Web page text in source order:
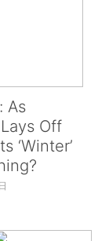
As
Off
‘Winter’